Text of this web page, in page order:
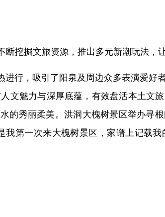
挖掘文旅资源，推出多元新潮玩法，
行，吸引了阳泉及周边众多表演爱好
文魅力与深厚底蕴，有效盘活本土文
的秀丽柔美。洪洞大槐树景区举办寻
第一次来大槐树景区，家谱上记载